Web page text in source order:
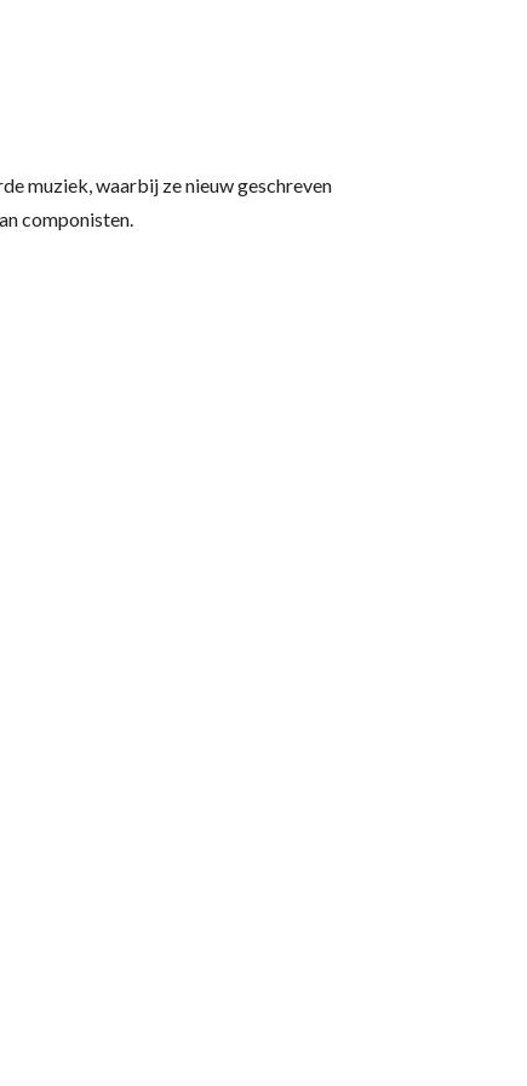
muziek, waarbij ze nieuw geschreven
componisten.